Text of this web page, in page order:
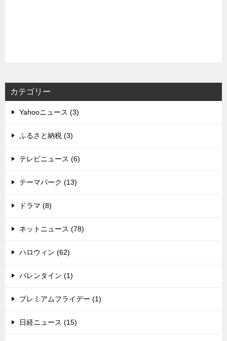
カテゴリー
Yahooニュース (3)
ふるさと納税 (3)
テレビニュース (6)
テーマパーク (13)
ドラマ (8)
ネットニュース (78)
ハロウィン (62)
バレンタイン (1)
プレミアムフライデー (1)
日経ニュース (15)